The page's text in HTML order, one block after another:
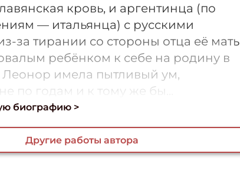
кровь, и аргентинца (по
— итальянца) с русскими
за тирании со стороны отца её мать
ребёнком к себе на родину в
имела пытливый ум,
по годам и к тому же бы...
биографию >
Другие работы автора